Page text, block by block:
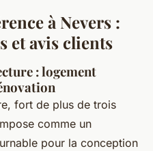
à Nevers :
et avis clients
: logement
fort de plus de trois
comme un
pour la conception